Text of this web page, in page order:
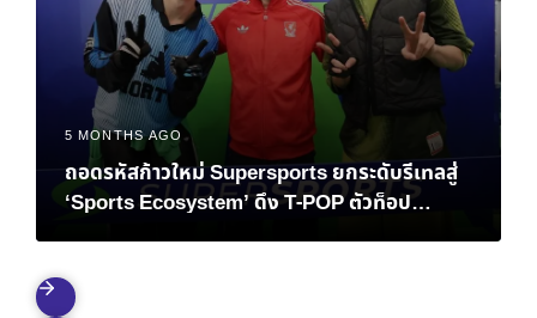
5 MONTHS AGO
ถอดรหัสก้าวใหม่ Supersports ยกระดับรีเทลสู่
‘Sports Ecosystem’ ดึง T-POP ตัวท็อป